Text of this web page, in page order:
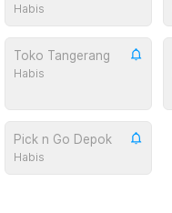
Habis
Toko Tangerang
Habis
Pick n Go Depok
Habis